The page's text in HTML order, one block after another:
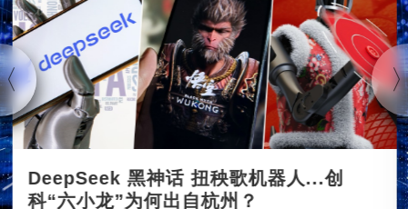
DeepSeek 黑神话 扭秧歌机器人...创
科“六小龙”为何出自杭州？